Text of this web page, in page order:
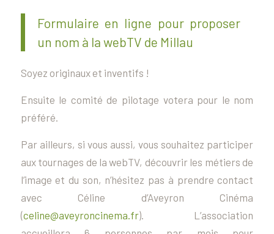
Formulaire en ligne pour proposer
un nom à la webTV de Millau
Soyez originaux et inventifs !
Ensuite le comité de pilotage votera pour le nom
préféré.
Par ailleurs, si vous aussi, vous souhaitez participer
aux tournages de la webTV, découvrir les métiers de
l’image et du son, n’hésitez pas à prendre contact
avec Céline d’Aveyron Cinéma
(celine@aveyroncinema.fr). L’association